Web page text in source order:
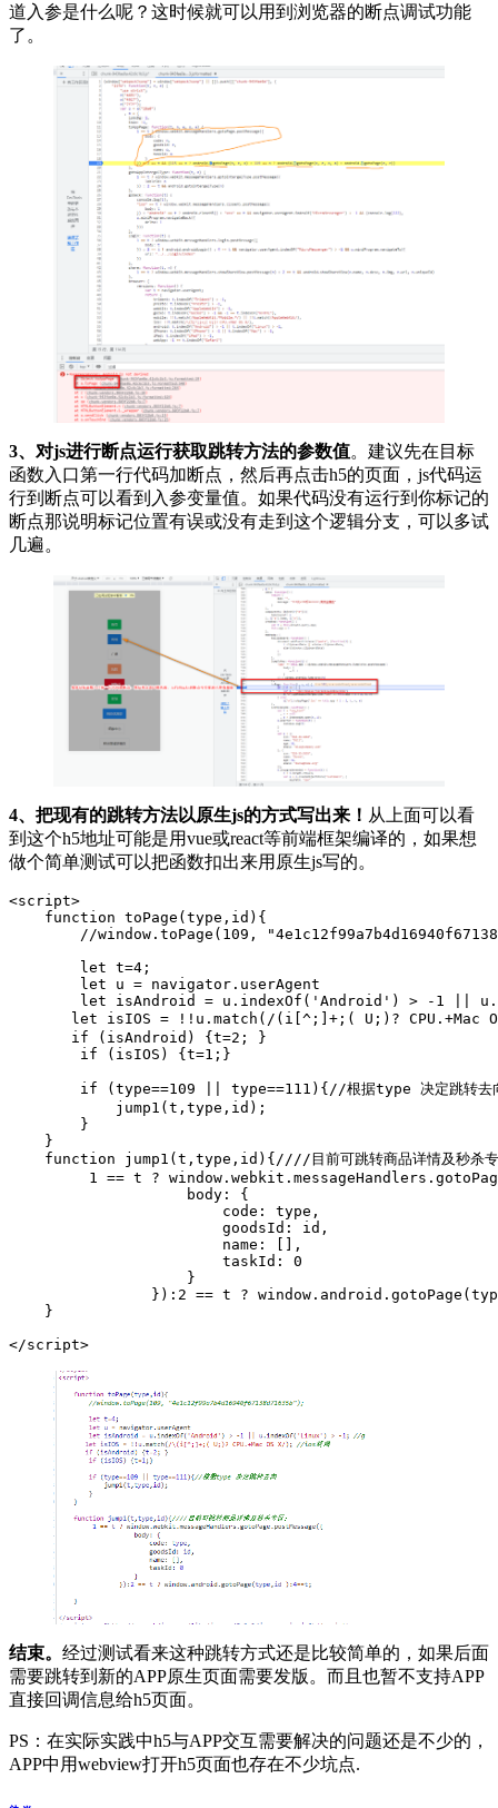
道入参是什么呢？这时候就可以用到浏览器的断点调试功能
了。
3、对js进行断点运行获取跳转方法的参数值。建议先在目标
函数入口第一行代码加断点，然后再点击h5的页面，js代码运
行到断点可以看到入参变量值。如果代码没有运行到你标记的
断点那说明标记位置有误或没有走到这个逻辑分支，可以多试
几遍。
4、把现有的跳转方法以原生js的方式写出来！ 从上面可以看
到这个h5地址可能是用vue或react等前端框架编译的，如果想
做个简单测试可以把函数扣出来用原生js写的。
<script>
    function toPage(type,id){
//window.toPage(109,
        let t=4;
        let u = navigator.userAgent
let isAndroid = u.indexOf('Android') > -1 ||
let isIOS = !!u.match(/(i[^;]+;( U;)? CPU.+Mac
       if (isAndroid) {t=2; }
        if (isIOS) {t=1;}
if (type==109 || type==111){//根据type 决定跳转去
            jump1(t,type,id);
        }
    }
function jump1(t,type,id){////目前可跳转商品详情及秒杀
1 == t ?
                    body: {
                        code: type,
                        goodsId: id,
                        name: [],
                        taskId: 0
                    }
}):2 == t ?
    }
</script>
结束。 经过测试看来这种跳转方式还是比较简单的，如果后面
需要跳转到新的APP原生页面需要发版。而且也暂不支持APP
直接回调信息给h5页面。
PS：在实际实践中h5与APP交互需要解决的问题还是不少的，
APP中用webview打开h5页面也存在不少坑点.